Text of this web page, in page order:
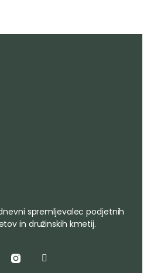
spremljevalec podjetnih
in družinskih kmetij.